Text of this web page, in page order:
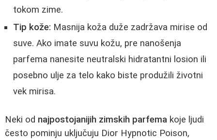
tokom zime.
Tip kože: Masnija koža duže zadržava mirise od
suve. Ako imate suvu kožu, pre nanošenja
parfema nanesite neutralski hidratantni losion ili
posebno ulje za telo kako biste produžili životni
vek mirisa.
Neki od najpostojanijih zimskih parfema koje ljudi
često pominju uključuju Dior Hypnotic Poison,